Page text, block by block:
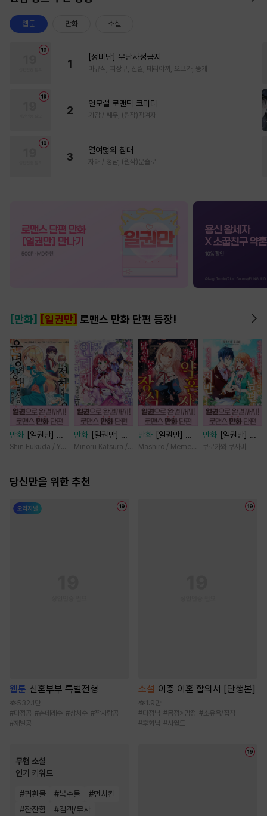
웹툰 만화 소설
1
[성비단] 무단사정금지
마규식, 피상구, 진월, 테리야끼, 오프카, 뚱개
2
언모럴 로맨틱 코미디
가감 / 쌔우, (원작)곽겨자
3
열여덟의 침대
자태 / 청담, (원작)문슬로
[만화] [일권만] 로맨스 만화 단편 등장!
만화
[일권만] 전
하께서는 오늘도
(웃음) [단행본]
Shin Fukuda / Yoko Kurosu
만화
[일권만] 기
억상실 악역 영애
니에게서 도망칠
Minoru Katsura / Mizune
만화
[일권만] 실
례지만 약혼자님,
Mashiro / Memeko
만화
[일권만] 내
게 간섭하지 않겠
쿠로카와 쿠사비
당신만을 위한 추천
웹툰 신혼부부 특별전형
532.1만
#다정공 #츤데레수 #상처수 #짝사랑공
# 재벌공
무협 소설
인기 키워드
#귀환물 #복수물 #먼치킨
#잔잔함 #검객/무사
소설 이중 이혼 합의서 [단행본]
1.9만
#다정남 #몸정>맘정 #소유욕/집착
#후회남 #시월드